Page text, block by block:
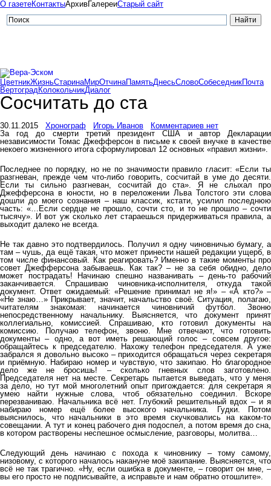
О газетеКонтактыАрхивГалереиСтарый сайт
ЦветникЖизньСтаринаМирОтчинаПамятьДнесьСловоСобеседникПочта
ВертоградКолокольчикДиалог
Сосчитать до ста
30.11.2015 Хронограф Игорь Иванов
Комментариев нет
За год до смерти третий президент США и автор Декларации
независимости Томас Джефферсон в письме к своей внучке в качестве
некоего жизненного итога сформулировал 12 основных «правил жизни».
Последнее по порядку, но не по значимости правило гласит: «Если ты
разгневан, прежде чем что-либо говорить, сосчитай в уме до десяти.
Если ты сильно разгневан, сосчитай до ста». Я не слыхал про
Джефферсона в юности, но в переложении Льва Толстого эти слова
дошли до моего сознания – наш классик, кстати, усилил последнюю
часть: «…Если сердце не прошло, сочти сто, и то не прошло – сочти
тысячу». И вот уж сколько лет стараешься придерживаться правила, а
выходит далеко не всегда.
Не так давно это подтвердилось. Получил я одну чиновничью бумагу, а
там – чушь, да ещё такая, что может принести нашей редакции ущерб, в
том числе финансовый. Как реагировать? Именно в такие моменты про
совет Джефферсона забываешь. Как так? – не за себя обидно, дело
может пострадать! Начинаю спешно названивать – день-то рабочий
заканчивается. Спрашиваю чиновника-исполнителя, откуда такой
документ. Ответ ожидаемый: «Решение принимал не я!» – «А кто?» –
«Не знаю…» Прикрывает, значит, начальство своё. Ситуация, полагаю,
читателям знакомая: начинается чиновничий футбол. Звоню
непосредственному начальнику. Выясняется, что документ принят
коллегиально, комиссией. Спрашиваю, кто готовил документы на
комиссию. Получаю телефон, звоню. Мне отвечают, что готовить
документы – одно, а вот иметь решающий голос – совсем другое:
обращайтесь к председателю. Нахожу телефон председателя. А уже
забрался я довольно высоко – приходится обращаться через секретаря
и приёмную. Набираю номер и чувствую, что закипаю. Но благородное
дело же не бросишь! – сколько гневных слов заготовлено.
Председателя нет на месте. Секретарь пытается выведать, что у меня
за дело, но тут мой многолетний опыт пригождается: для секретаря я
умею найти нужные слова, чтоб обязательно соединил. Вскоре
перезваниваю. Начальника всё нет. Глубокий решительный вдох – и я
набираю номер ещё более высокого начальника. Гудки. Потом
выяснилось, что начальники в это время скучковались на каком-то
совещании. А тут и конец рабочего дня подоспел, а потом время до сна,
в котором растворены неспешное осмысление, разговоры, молитва…
Следующий день начинаю с похода к чиновнику – тому самому,
низовому, с которого началось накануне моё закипание. Выясняется, что
всё не так трагично. «Ну, если ошибка в документе, – говорит он мне, –
вы его просто не подписывайте, а исправьте и нам обратно отошлите».